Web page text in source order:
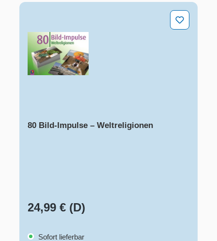
80 Bild-Impulse – Weltreligionen
24,99 € (D)
Sofort lieferbar